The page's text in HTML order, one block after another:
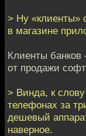
> Ну «клиенты»
в магазине
Клиенты
от продажи
> Винда, к слову
телефонах за
дешевый
наверное.